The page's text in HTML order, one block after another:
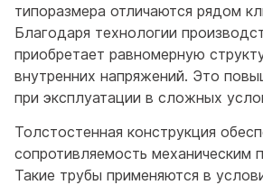
типоразмера отличаются рядом
Благодаря технологии
приобретает равномерную
внутренних напряжений. Это
при эксплуатации в сложных
Толстостенная конструкция
сопротивляемость механическим
Такие трубы применяются в